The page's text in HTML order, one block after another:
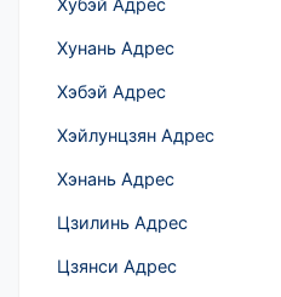
Хунань Адрес
Хэбэй Адрес
Хэйлунцзян Адрес
Хэнань Адрес
Цзилинь Адрес
Цзянси Адрес